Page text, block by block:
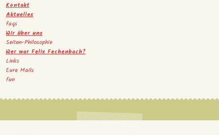
Kontakt
Aktuelles
faqs
Wir über uns
Seiten-Philosophie
Wer war Felix Fechenbach?
Links
Eure Mails
fun